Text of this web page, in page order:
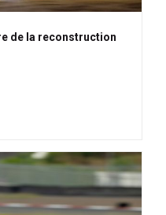
de la reconstruction